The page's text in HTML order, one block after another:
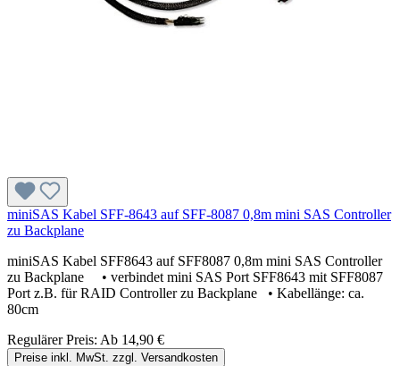
miniSAS Kabel SFF-8643 auf SFF-8087 0,8m mini SAS Controller
zu Backplane
miniSAS Kabel SFF8643 auf SFF8087 0,8m mini SAS Controller
zu Backplane • verbindet mini SAS Port SFF8643 mit SFF8087
Port z.B. für RAID Controller zu Backplane • Kabellänge: ca.
80cm
Regulärer Preis: Ab 14,90 €
Preise inkl. MwSt. zzgl. Versandkosten